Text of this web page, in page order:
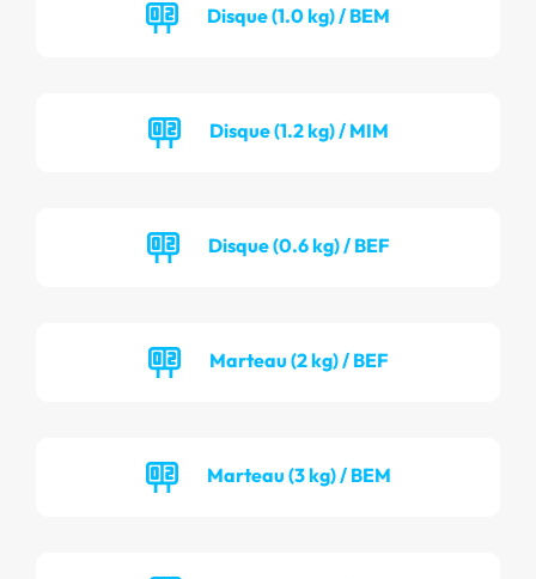
Disque (1.0 kg) / BEM
Disque (1.2 kg) / MIM
Disque (0.6 kg) / BEF
Marteau (2 kg) / BEF
Marteau (3 kg) / BEM